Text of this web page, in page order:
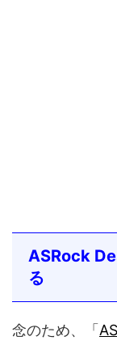
ASRock
る
念のため、「